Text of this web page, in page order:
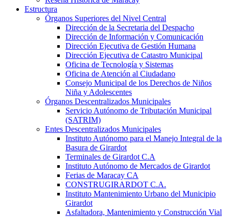
Estructura
Órganos Superiores del Nivel Central
Dirección de la Secretaria del Despacho
Dirección de Información y Comunicación
Dirección Ejecutiva de Gestión Humana
Dirección Ejecutiva de Catastro Municipal
Oficina de Tecnología y Sistemas
Oficina de Atención al Ciudadano
Consejo Municipal de los Derechos de Niños
Niña y Adolescentes
Órganos Descentralizados Municipales
Servicio Autónomo de Tributación Municipal
(SATRIM)
Entes Descentralizados Municipales
Instituto Autónomo para el Manejo Integral de la
Basura de Girardot
Terminales de Girardot C.A
Instituto Autónomo de Mercados de Girardot
Ferias de Maracay CA
CONSTRUGIRARDOT C.A.
Instituto Mantenimiento Urbano del Municipio
Girardot
Asfaltadora, Mantenimiento y Construcción Vial